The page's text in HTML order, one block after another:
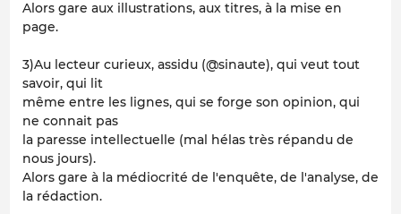
Alors gare aux illustrations, aux titres, à la mise en
page.
3)Au lecteur curieux, assidu (@sinaute), qui veut tout
savoir, qui lit
même entre les lignes, qui se forge son opinion, qui
ne connait pas
la paresse intellectuelle (mal hélas très répandu de
nous jours).
Alors gare à la médiocrité de l'enquête, de l'analyse, de
la rédaction.